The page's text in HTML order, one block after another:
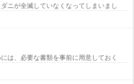
ニが全滅していなくなってしまいました。
は、必要な書類を事前に用意しておくこと